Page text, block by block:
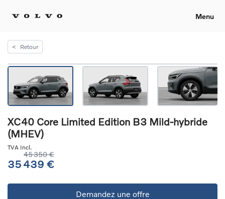
Menu
< Retour
XC40 Core Limited Edition B3 Mild-hybride
(MHEV)
TVA Incl.
45 350 €
35 439 €
Demandez une offre